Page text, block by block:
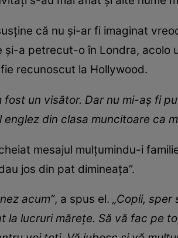
că nu și-ar fi imaginat
și-a petrecut-o în Londra, acolo
recunoscut la Hollywood.
fost un visător. Dar nu mi-aș fi
din clasa muncitoare ca
mesajul mulțumindu-i
jos din pat dimineața”.
acum”, a spus el. „Copii,
la lucruri mărețe. Să vă fac pe